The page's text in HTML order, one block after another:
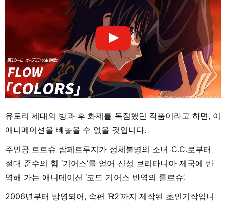
유토리 세대의 방과 후 화제를 독점했던 작품이라고 하면, 이
애니메이션을 빼놓을 수 없을 것입니다.
주인공 르르슈 람페르루지가 정체불명의 소녀 C.C.로부터
절대 준수의 힘 ‘기어스’를 얻어 신성 브리타니아 제국에 반
역해 가는 애니메이션 ‘코드 기어스 반역의 를르슈’.
2006년부터 방영되어, 속편 ‘R2’까지 제작된 초인기작입니